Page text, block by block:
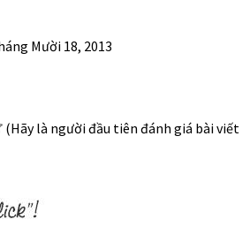
Mười 18, 2013
(Hãy là người đầu tiên đánh giá bài viết